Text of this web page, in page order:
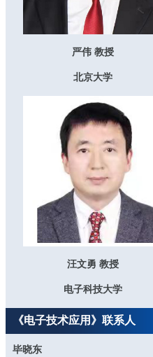
严伟 教授
北京大学
汪文勇 教授
电子科技大学
《电子技术应用》联系人
毕晓东